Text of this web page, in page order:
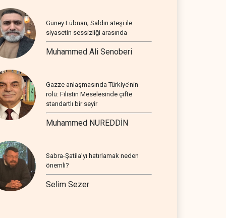
Güney Lübnan; Saldırı ateşi ile
siyasetin sessizliği arasında
Muhammed Ali Senoberi
Gazze anlaşmasında Türkiye’nin
rolü: Filistin Meselesinde çifte
standartlı bir seyir
Muhammed NUREDDİN
Sabra-Şatila’yı hatırlamak neden
önemli?
Selim Sezer